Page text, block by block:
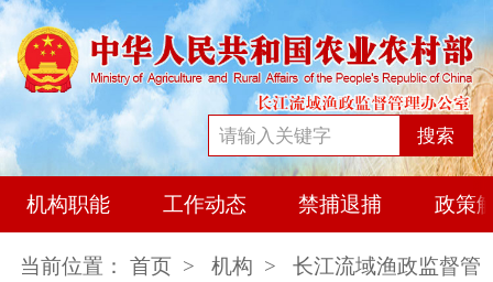
搜索
机构职能 工作动态 禁捕退捕 政策
当前位置： 首页 > 机构 >
长江流域渔政监督管